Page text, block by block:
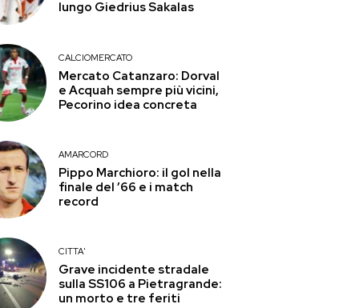
lungo Giedrius Sakalas
CALCIOMERCATO
Mercato Catanzaro: Dorval
e Acquah sempre più vicini,
Pecorino idea concreta
AMARCORD
Pippo Marchioro: il gol nella
finale del ’66 e i match
record
CITTA'
Grave incidente stradale
sulla SS106 a Pietragrande:
un morto e tre feriti